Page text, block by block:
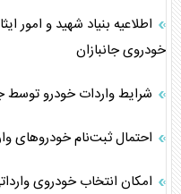
اطلاعیه بنیاد شهید و امور
خودروی جانبازان
شرایط واردات خودرو
احتمال ثبت‌نام خودروهای
امکان انتخاب خودروی